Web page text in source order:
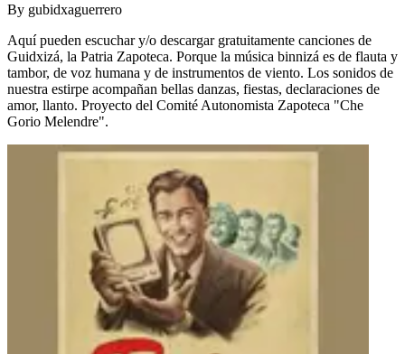
By gubidxaguerrero
Aquí pueden escuchar y/o descargar gratuitamente canciones de
Guidxizá, la Patria Zapoteca. Porque la música binnizá es de flauta y
tambor, de voz humana y de instrumentos de viento. Los sonidos de
nuestra estirpe acompañan bellas danzas, fiestas, declaraciones de
amor, llanto. Proyecto del Comité Autonomista Zapoteca "Che
Gorio Melendre".